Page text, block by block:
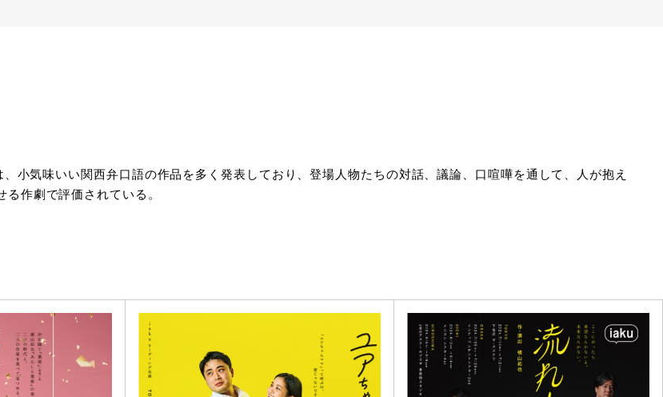
小気味いい関西弁口語の作品を多く発表しており、登場人物たちの対話、議論、口喧嘩を通して、人が抱え
作劇で評価されている。